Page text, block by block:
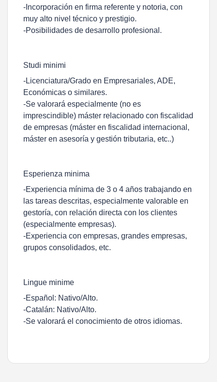
-Incorporación en firma referente y notoria, con
muy alto nivel técnico y prestigio.
-Posibilidades de desarrollo profesional.
Studi minimi
-Licenciatura/Grado en Empresariales, ADE,
Económicas o similares.
-Se valorará especialmente (no es
imprescindible) máster relacionado con fiscalidad
de empresas (máster en fiscalidad internacional,
máster en asesoría y gestión tributaria, etc..)
Esperienza minima
-Experiencia mínima de 3 o 4 años trabajando en
las tareas descritas, especialmente valorable en
gestoría, con relación directa con los clientes
(especialmente empresas).
-Experiencia con empresas, grandes empresas,
grupos consolidados, etc.
Lingue minime
-Español: Nativo/Alto.
-Catalán: Nativo/Alto.
-Se valorará el conocimiento de otros idiomas.